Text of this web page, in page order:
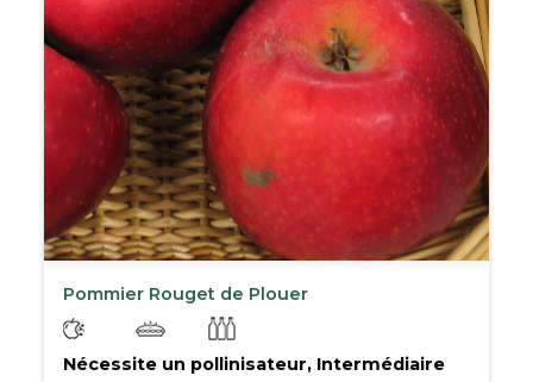
Pommier Rouget de Plouer
Nécessite un pollinisateur, Intermédiaire